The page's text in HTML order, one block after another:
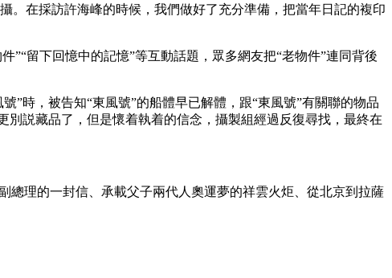
。在採訪許海峰的時候，我們做好了充分準備，把當年日記的複印
留下回憶中的記憶”等互動話題，眾多網友把“老物件”連同背後
，被告知“東風號”的船體早已解體，跟“東風號”有關聯的物品
別説藏品了，但是懷着執着的信念，攝製組經過反復尋找，最終在
理的一封信、承載父子兩代人奧運夢的祥雲火炬、從北京到拉薩